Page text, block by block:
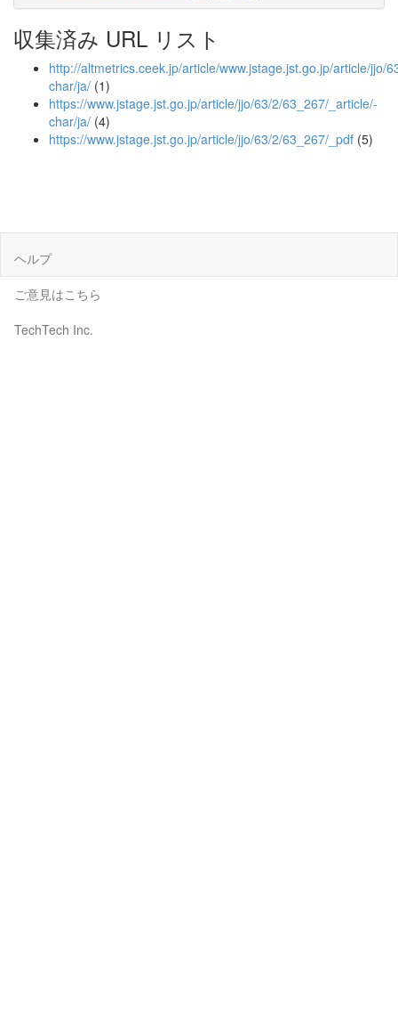
収集済み URL リスト
http://altmetrics.ceek.jp/article/www.jstage.jst.go.jp/article/jjo/
char/ja/ (1)
https://www.jstage.jst.go.jp/article/jjo/63/2/63_267/_article/-
char/ja/ (4)
https://www.jstage.jst.go.jp/article/jjo/63/2/63_267/_pdf (5)
ヘルプ
ご意見はこちら
TechTech Inc.